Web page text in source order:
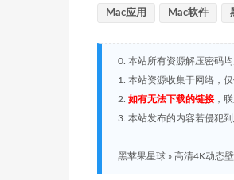
Mac应用 Mac软件
0. 本站所有资源解压密码均
1. 本站资源收集于网络，
2. 如有无法下载的链接，
3. 本站发布的内容若侵犯
黑苹果星球 » 高清4K动态